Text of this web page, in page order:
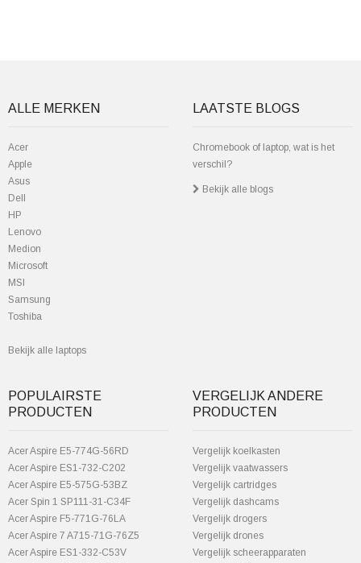
ALLE MERKEN
Acer
Apple
Asus
Dell
HP
Lenovo
Medion
Microsoft
MSI
Samsung
Toshiba
Bekijk alle laptops
LAATSTE BLOGS
Chromebook of laptop, wat is het
verschil?
Bekijk alle blogs
POPULAIRSTE
PRODUCTEN
Acer Aspire E5-774G-56RD
Acer Aspire ES1-732-C202
Acer Aspire E5-575G-53BZ
Acer Spin 1 SP111-31-C34F
Acer Aspire F5-771G-76LA
Acer Aspire 7 A715-71G-76Z5
Acer Aspire ES1-332-C53V
VERGELIJK ANDERE
PRODUCTEN
Vergelijk koelkasten
Vergelijk vaatwassers
Vergelijk cartridges
Vergelijk dashcams
Vergelijk drogers
Vergelijk drones
Vergelijk scheerapparaten